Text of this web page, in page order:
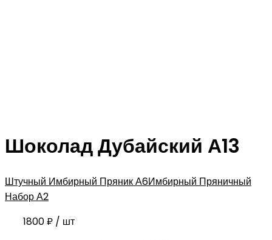
Шоколад Дубайский А13
Штучный Имбирный Пряник А6Имбирный Пряничный
Набор А2
1800₽ / шт